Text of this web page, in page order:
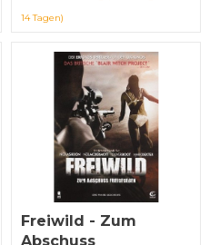
14 Tagen)
Freiwild - Zum
Abschuss